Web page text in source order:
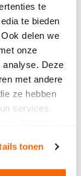
te
te bieden
delen we
onze
analyse. Deze
met andere
ze hebben
services.
tonen
zich dat?